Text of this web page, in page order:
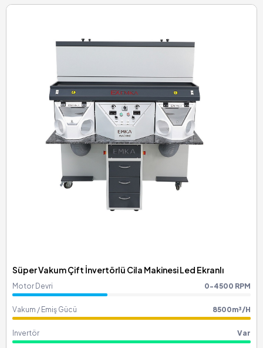
Süper Vakum Çift İnvertörlü Cila Makinesi Led Ekranlı
Motor Devri 0-4500 RPM
Vakum / Emiş Gücü 8500m³/H
Invertör Var